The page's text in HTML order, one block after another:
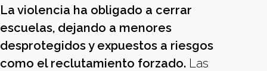
La violencia ha obligado a cerrar
escuelas, dejando a menores
desprotegidos y expuestos a riesgos
como el reclutamiento forzado. Las